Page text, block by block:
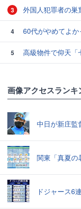
3 外国人犯罪者の巣
4 60代がやめてよ
5
高級物件で仰天「
画像アクセスランキ
中日が新庄監
関東「真夏の
ドジャース6